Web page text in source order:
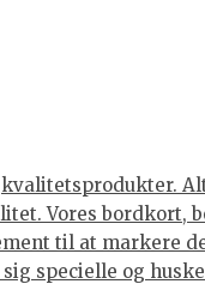
Vores bordkort,
til at markere
specielle og